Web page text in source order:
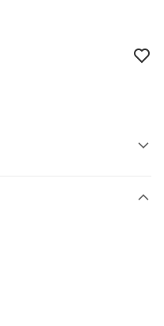
」的支付方式。 讓您購物簡單